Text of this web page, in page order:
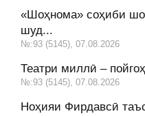
«Шоҳнома» соҳиби
шуд...
№:93 (5145), 07.08.2026
Театри миллӣ –
№:93 (5145), 07.08.2026
Ноҳияи Фирдавсӣ